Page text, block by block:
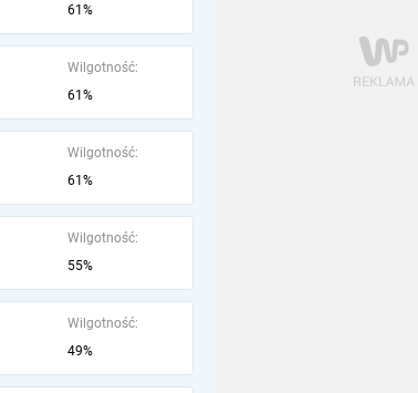
61%
Wilgotność:
61%
Wilgotność:
61%
Wilgotność:
55%
Wilgotność:
49%